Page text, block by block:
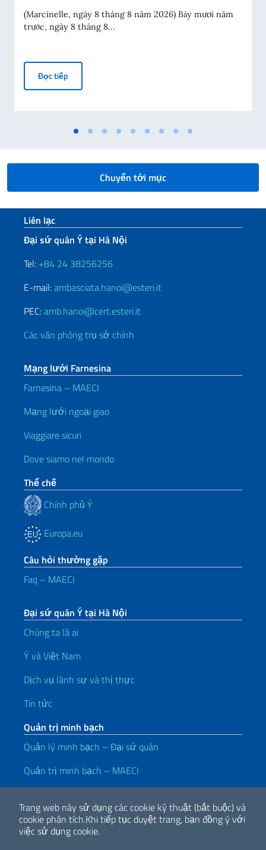
Trang web này sử dụng các cookie kỹ thuật (bắt buộc) và
cookie phân tích.Khi tiếp tục duyệt trang, bạn đồng ý với
việc sử dụng cookie.
(Marcinelle, ngày 8 tháng 8 năm 2026) Bảy mươi năm
trước, ngày 8 tháng 8...
Đọc tiếp
Chuyển tới mục
Sezione footer
Liên lạc
Đại sứ quán Ý tại Hà Nội
Tel: +84 24 38256256
E-mail:ambasciata.hanoi@esteri.it
PEC:amb.hanoi@cert.esteri.it
Các văn phòng trụ sở chính
Mạng lưới Farnesina
Farnesina – MAECI
Mạng lưới ngoại giao
Viaggiare sicuri
Dove siamo nel mondo
Thể chế
Chính phủ Ý
Europa.eu
Câu hỏi thường gặp
Faq – MAECI
Đại sứ quán Ý tại Hà Nội
Chúng ta là ai
Ý và Việt Nam
Dịch vụ lãnh sự và thị thực
Tin tức
Quản trị minh bạch
Quản lý minh bạch – Đại sứ quán
Quản trị minh bạch – MAECI
Liên kết hữu ích
Note legaliPrivacy e cookie policyDichiarazione di accessibilità